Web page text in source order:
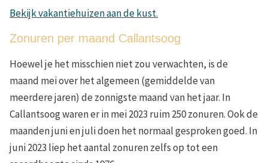
Bekijk vakantiehuizen aan de kust.
Zonuren per maand Callantsoog
Hoewel je het misschien niet zou verwachten, is de
maand mei over het algemeen (gemiddelde van
meerdere jaren) de zonnigste maand van het jaar. In
Callantsoog waren er in mei 2023 ruim 250 zonuren. Ook de
maanden juni en juli doen het normaal gesproken goed. In
juni 2023 liep het aantal zonuren zelfs op tot een